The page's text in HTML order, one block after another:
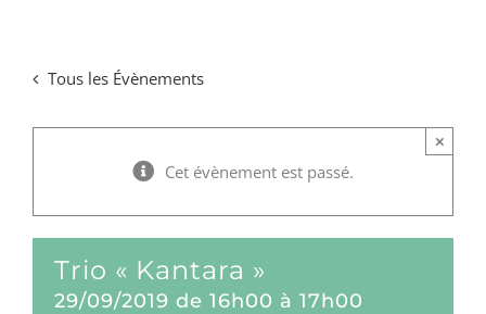
contenuTous les Évènements
Cet évènement est passé.
×
Trio « Kantara »
29/09/2019 de 16h00 à 17h00